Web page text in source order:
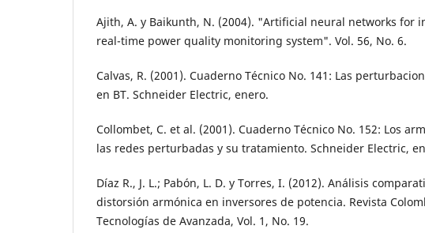
Ajith, A. y Baikunth, N. (2004). "Artificial neural networks for
real-time power quality monitoring system". Vol. 56, No. 6.
Calvas, R. (2001). Cuaderno Técnico No. 141: Las
en BT. Schneider Electric, enero.
Collombet, C. et al. (2001). Cuaderno Técnico No. 152: Los
las redes perturbadas y su tratamiento. Schneider Electric,
Díaz R., J. L.; Pabón, L. D. y Torres, I. (2012). Análisis
distorsión armónica en inversores de potencia. Revista
Tecnologías de Avanzada, Vol. 1, No. 19.